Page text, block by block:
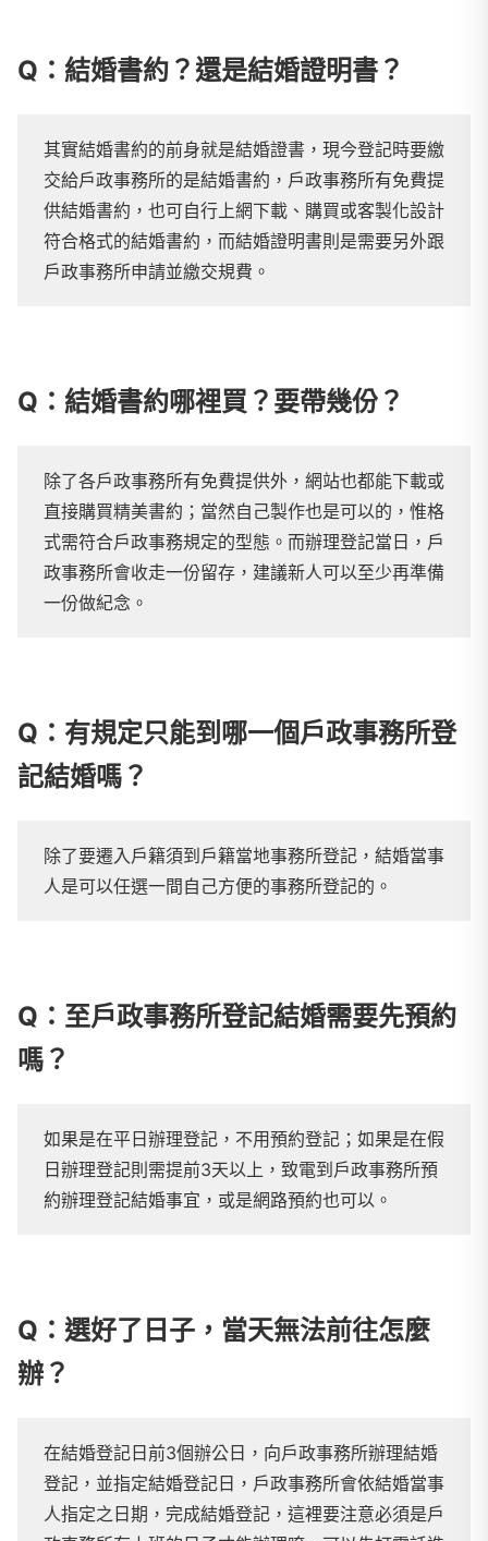
Q：結婚書約？還是結婚證明書？
其實結婚書約的前身就是結婚證書，現今登記時要繳
交給戶政事務所的是結婚書約，戶政事務所有免費提
供結婚書約，也可自行上網下載、購買或客製化設計
符合格式的結婚書約，而結婚證明書則是需要另外跟
戶政事務所申請並繳交規費。
Q：結婚書約哪裡買？要帶幾份？
除了各戶政事務所有免費提供外，網站也都能下載或
直接購買精美書約；當然自己製作也是可以的，惟格
式需符合戶政事務規定的型態。而辦理登記當日，戶
政事務所會收走一份留存，建議新人可以至少再準備
一份做紀念。
Q：有規定只能到哪一個戶政事務所登
記結婚嗎？
除了要遷入戶籍須到戶籍當地事務所登記，結婚當事
人是可以任選一間自己方便的事務所登記的。
Q：至戶政事務所登記結婚需要先預約
嗎？
如果是在平日辦理登記，不用預約登記；如果是在假
日辦理登記則需提前3天以上，致電到戶政事務所預
約辦理登記結婚事宜，或是網路預約也可以。
Q：選好了日子，當天無法前往怎麼
辦？
在結婚登記日前3個辦公日，向戶政事務所辦理結婚
登記，並指定結婚登記日，戶政事務所會依結婚當事
人指定之日期，完成結婚登記，這裡要注意必須是戶